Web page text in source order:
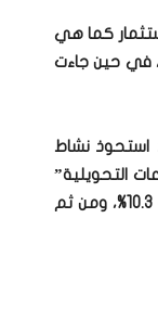
كما هي
بنسبة بلغت 14 %، تلتها المملكة المتحدة في المرتبة الثانية بنسبة 8.2 %، في حين جاءت
استحوذ نشاط
“الصناعات التحويلية”
بنسبة 15.9 %، فيما جاء نشاط “التعدين واستغلال المحاجر” في المرتبة الثالثة مُشكّلًا ما نسبته 10.3%، ومن ثم